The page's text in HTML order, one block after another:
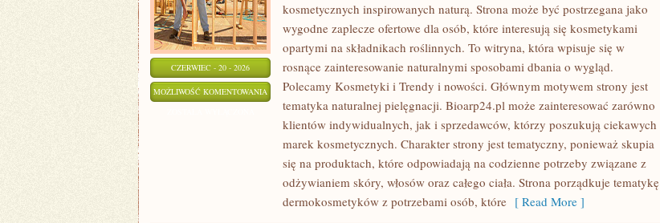
CZERWIEC - 20 - 2026
MOŻLIWOŚĆ KOMENTOWANIA EKO-
MAKIJAŻ
kosmetycznych inspirowanych naturą. Strona może być postrzegana jako
wygodne zaplecze ofertowe dla osób, które interesują się kosmetykami
opartymi na składnikach roślinnych. To witryna, która wpisuje się w
rosnące zainteresowanie naturalnymi sposobami dbania o wygląd.
Polecamy Kosmetyki i Trendy i nowości. Głównym motywem strony jest
tematyka naturalnej pielęgnacji. Bioarp24.pl może zainteresować zarówno
klientów indywidualnych, jak i sprzedawców, którzy poszukują ciekawych
marek kosmetycznych. Charakter strony jest tematyczny, ponieważ skupia
się na produktach, które odpowiadają na codzienne potrzeby związane z
odżywianiem skóry, włosów oraz całego ciała. Strona porządkuje tematykę
dermokosmetyków z potrzebami osób, które [ Read More ]